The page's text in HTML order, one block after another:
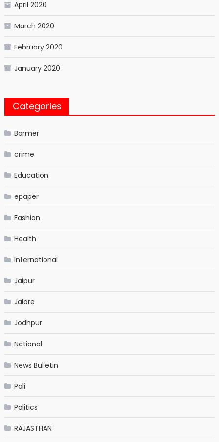
April 2020
March 2020
February 2020
January 2020
Categories
Barmer
crime
Education
epaper
Fashion
Health
International
Jaipur
Jalore
Jodhpur
National
News Bulletin
Pali
Politics
RAJASTHAN